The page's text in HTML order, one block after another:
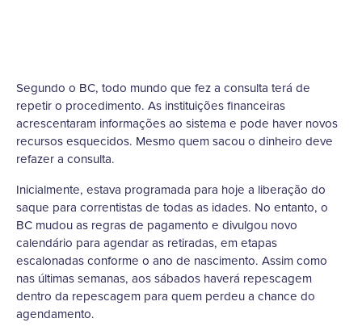
Segundo o BC, todo mundo que fez a consulta terá de
repetir o procedimento. As instituições financeiras
acrescentaram informações ao sistema e pode haver novos
recursos esquecidos. Mesmo quem sacou o dinheiro deve
refazer a consulta.
Inicialmente, estava programada para hoje a liberação do
saque para correntistas de todas as idades. No entanto, o
BC mudou as regras de pagamento e divulgou novo
calendário para agendar as retiradas, em etapas
escalonadas conforme o ano de nascimento. Assim como
nas últimas semanas, aos sábados haverá repescagem
dentro da repescagem para quem perdeu a chance do
agendamento.